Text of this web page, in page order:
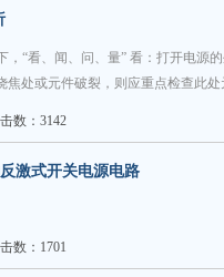
“看、闻、问、量” 看：打开电源
处或元件破裂，则应重点检查此处
数：3142
激式开关电源电路
数：1701